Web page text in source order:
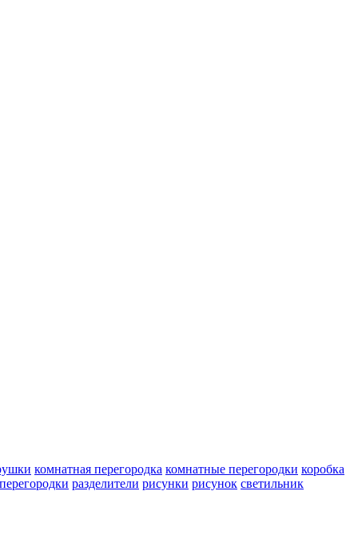
комнатная перегородка комнатные перегородки коробка
разделители рисунки рисунок светильник